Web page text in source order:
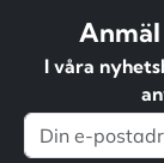
I våra